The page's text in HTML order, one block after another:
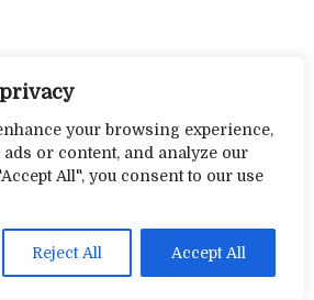
your browsing experience,
or content, and analyze our
All", you consent to our use
Reject All Accept All